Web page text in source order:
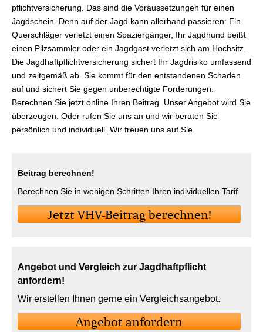
pflichtversicherung. Das sind die Voraussetzungen für einen
Jagdschein. Denn auf der Jagd kann allerhand passieren: Ein
Querschläger verletzt einen Spaziergänger, Ihr Jagdhund beißt
einen Pilzsammler oder ein Jagdgast verletzt sich am Hochsitz.
Die Jagdhaftpflichtversicherung sichert Ihr Jagdrisiko umfassend
und zeitgemäß ab. Sie kommt für den entstandenen Schaden
auf und sichert Sie gegen unberechtigte Forderungen.
Berechnen Sie jetzt online Ihren Beitrag. Unser Angebot wird Sie
überzeugen. Oder rufen Sie uns an und wir beraten Sie
persönlich und individuell. Wir freuen uns auf Sie.
Beitrag berechnen!
Berechnen Sie in wenigen Schritten Ihren individuellen Tarif
Jetzt VHV-Beitrag berechnen!
Angebot und Vergleich zur Jagdhaftpflicht
anfordern!
Wir erstellen Ihnen gerne ein Vergleichsangebot.
An­ge­bot an­for­dern